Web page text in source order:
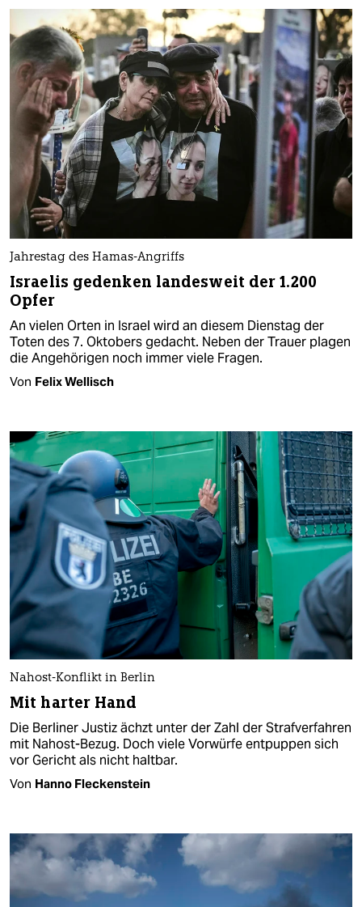
Jahrestag des Hamas-Angriffs
Israelis gedenken landesweit der 1.200
Opfer
An vielen Orten in Israel wird an diesem Dienstag der
Toten des 7. Oktobers gedacht. Neben der Trauer plagen
die Angehörigen noch immer viele Fragen.
Von Felix Wellisch
Nahost-Konflikt in Berlin
Mit harter Hand
Die Berliner Justiz ächzt unter der Zahl der Strafverfahren
mit Nahost-Bezug. Doch viele Vorwürfe entpuppen sich
vor Gericht als nicht haltbar.
Von Hanno Fleckenstein